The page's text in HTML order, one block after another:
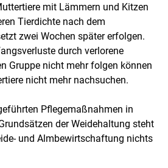
mit Lämmern und Kitzen
Tierdichte nach dem
zwei Wochen später erfolgen.
durch verlorene
Gruppe nicht mehr folgen können
nicht mehr nachsuchen.
Pflegemaßnahmen in
der Weidehaltung steht
und Almbewirtschaftung nichts